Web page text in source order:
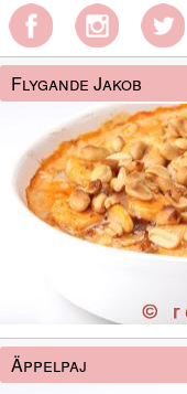
Flygande Jakob
Äppelpaj